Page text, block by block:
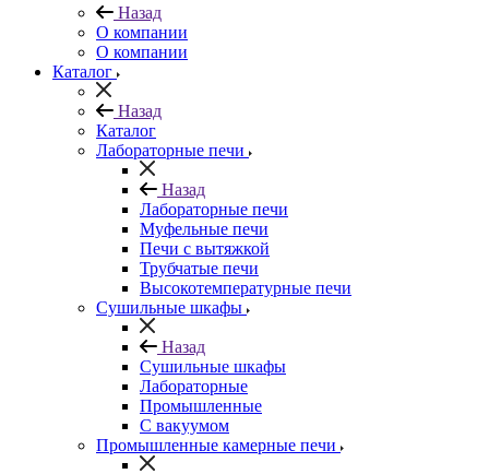
Назад
О компании
О компании
Каталог
Назад
Каталог
Лабораторные печи
Назад
Лабораторные печи
Муфельные печи
Печи с вытяжкой
Трубчатые печи
Высокотемпературные печи
Сушильные шкафы
Назад
Сушильные шкафы
Лабораторные
Промышленные
С вакуумом
Промышленные камерные печи